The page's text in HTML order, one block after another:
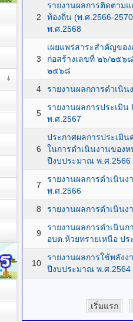
2
รายงานผลการติดตาม
ท้องถิ่น (พ.ศ.2566-
พ.ศ.2568
3
เผยแพร่สาระสำคัญข
ก่อสร้างเลขที่ ๒๖/๒๕๖
๒๕๖๘
4
รายงานผลกการดำเนิ
5
รายงานผลการประเมิ
พ.ศ.2567
6
ประกาศผลการประเมิ
ในการดำเนินงานของห
ปีงบประมาณ พ.ศ.2566
7
รายงานผลการดำเนิน
พ.ศ.2566
8
รายงานผลการดำเนิน
9
รายงานผลการดำเนิน
อบต.ห้วยทรายเหนือ ป
10
รายงานผลการใช้พลัง
ปีงบประมาณ พ.ศ.2564
เริ่มแรก